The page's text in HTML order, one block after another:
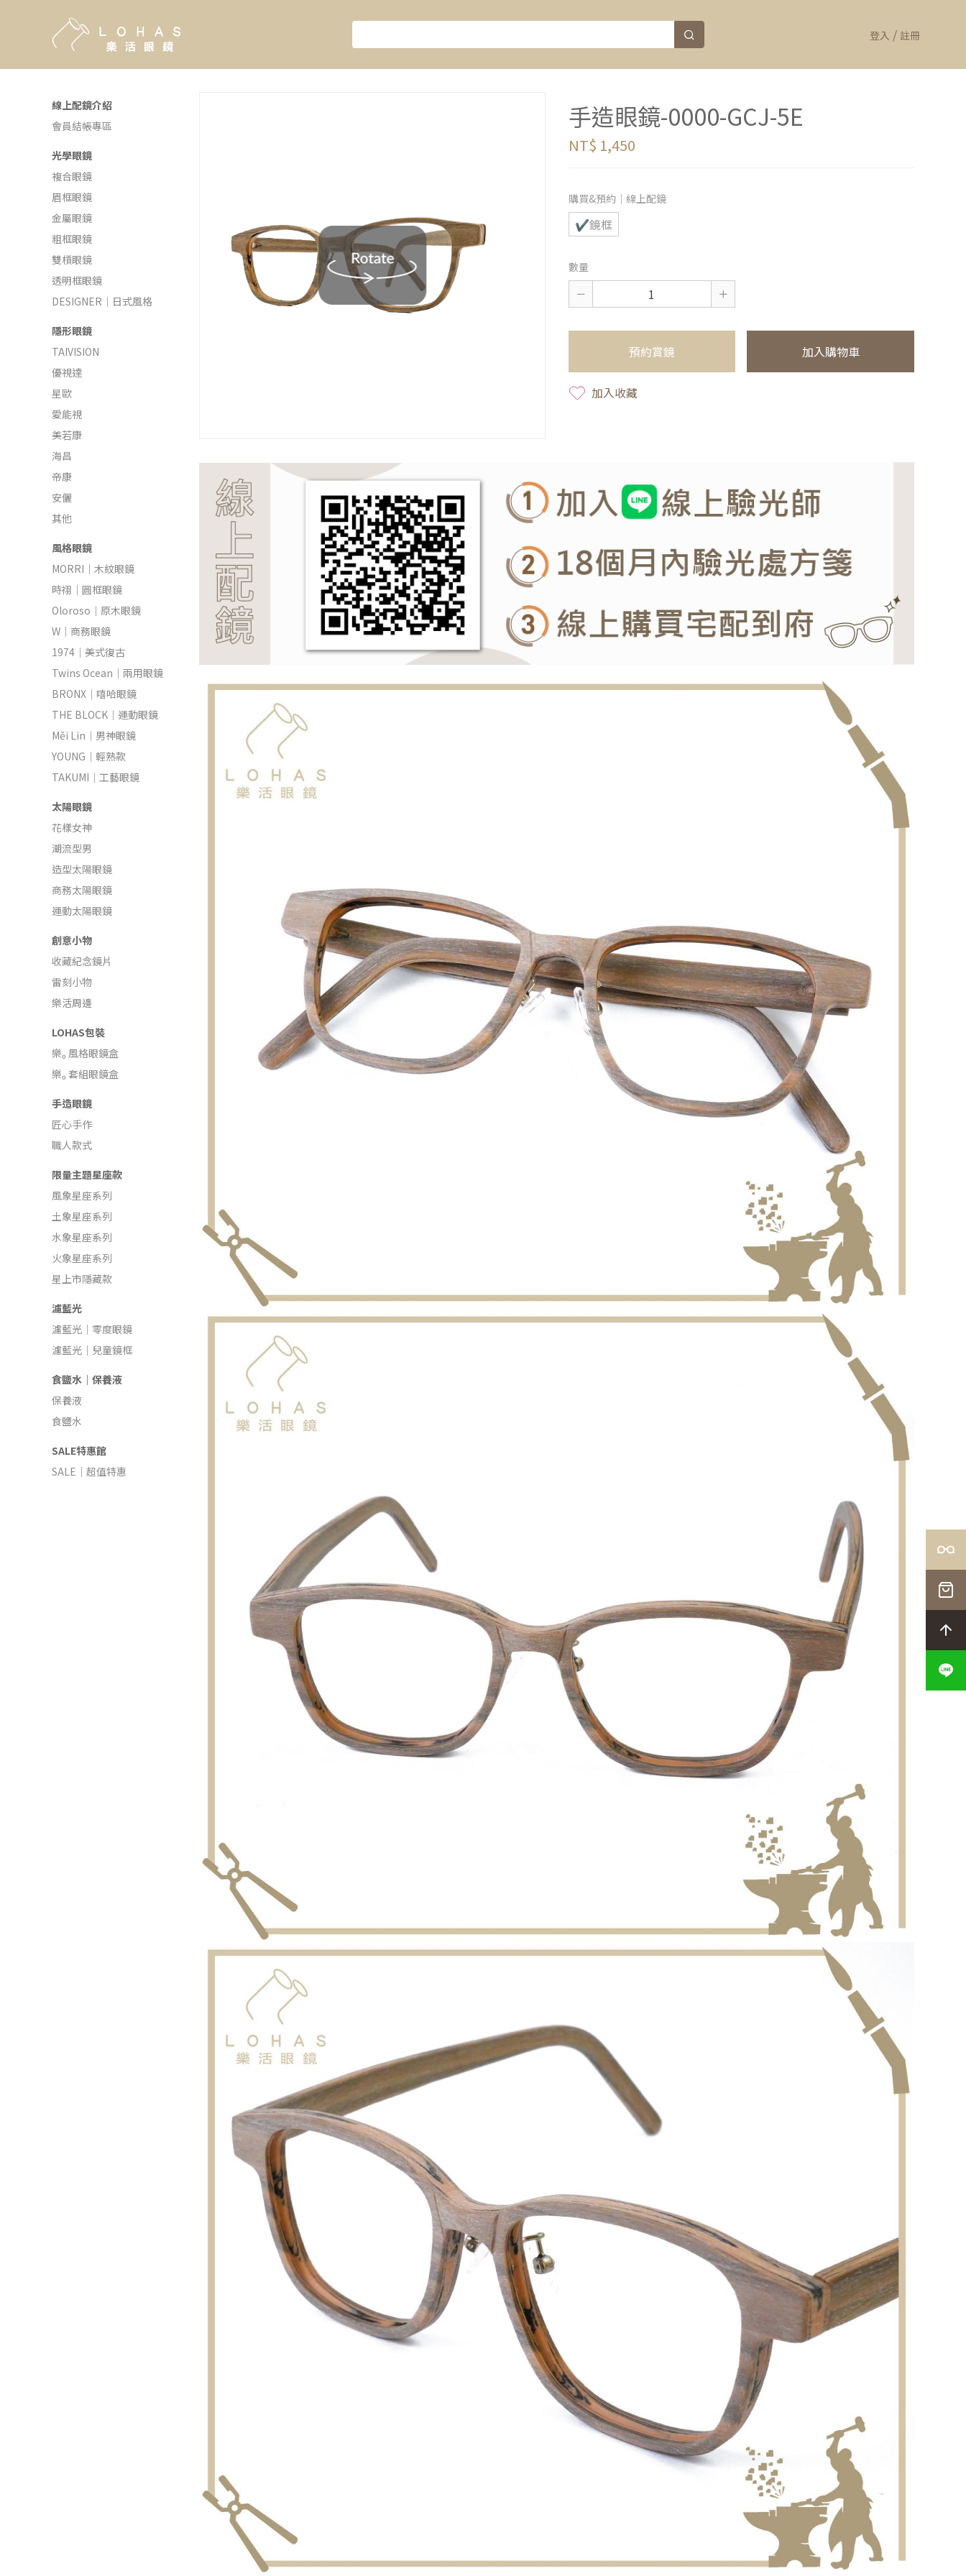
登入 / 註冊
線上配鏡介紹
會員結帳專區
光學眼鏡
複合眼鏡
眉框眼鏡
金屬眼鏡
粗框眼鏡
雙槓眼鏡
透明框眼鏡
DESIGNER｜日式風格
隱形眼鏡
TAIVISION
優視達
星歐
愛能視
美若康
海昌
帝康
安儷
其他
風格眼鏡
MORRI｜木紋眼鏡
時祤｜圓框眼鏡
Oloroso｜原木眼鏡
W｜商務眼鏡
1974｜美式復古
Twins Ocean｜兩用眼鏡
BRONX｜嘻哈眼鏡
THE BLOCK｜運動眼鏡
Měi Lin｜男神眼鏡
YOUNG｜輕熟款
TAKUMI｜工藝眼鏡
太陽眼鏡
花樣女神
潮流型男
造型太陽眼鏡
商務太陽眼鏡
運動太陽眼鏡
創意小物
收藏紀念鏡片
雷刻小物
樂活周邊
LOHAS包裝
樂ₒ 風格眼鏡盒
樂ₒ 套組眼鏡盒
手造眼鏡
匠心手作
職人款式
限量主題星座款
風象星座系列
土象星座系列
水象星座系列
火象星座系列
星上市隱藏款
濾藍光
濾藍光｜零度眼鏡
濾藍光｜兒童鏡框
食鹽水｜保養液
保養液
食鹽水
SALE特惠館
SALE｜超值特惠
手造眼鏡-0000-GCJ-5E
NT$ 1,450
購買&預約｜線上配鏡
✔鏡框
數量
加入收藏
預約賞鏡 加入購物車